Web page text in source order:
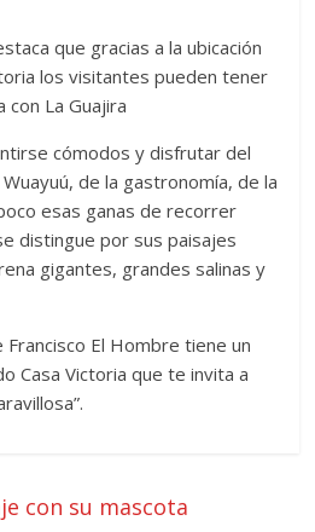
que gracias a la ubicación
los visitantes pueden tener
con La Guajira
cómodos y disfrutar del
de la gastronomía, de la
esas ganas de recorrer
distingue por sus paisajes
gigantes, grandes salinas y
Francisco El Hombre tiene un
Casa Victoria que te invita a
con su mascota